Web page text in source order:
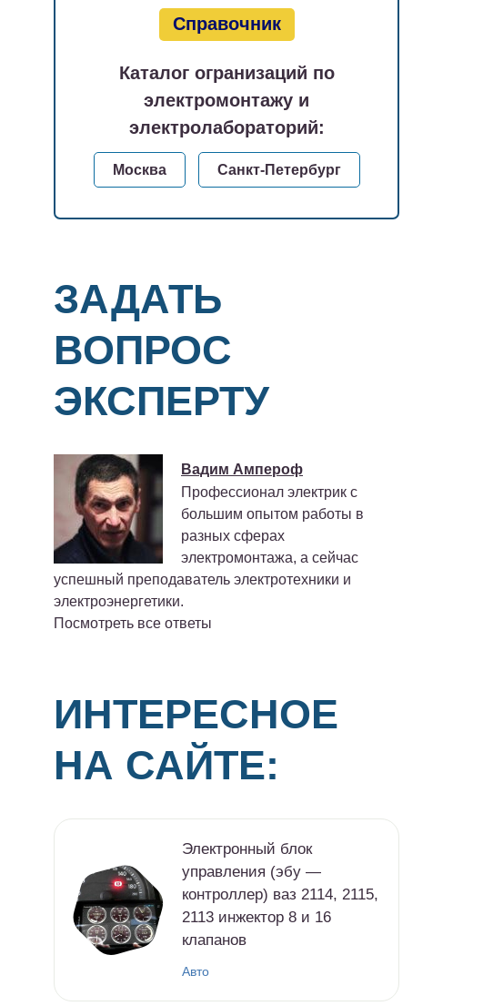
Справочник
Каталог огранизаций по
электромонтажу и
электролабораторий:
Москва Санкт-Петербург
ЗАДАТЬ
ВОПРОС
ЭКСПЕРТУ
Вадим Ампероф
Профессионал электрик с
большим опытом работы в
разных сферах
электромонтажа, а сейчас
успешный преподаватель электротехники и
электроэнергетики.
Посмотреть все ответы
ИНТЕРЕСНОЕ
НА САЙТЕ:
Электронный блок
управления (эбу —
контроллер) ваз 2114, 2115,
2113 инжектор 8 и 16
клапанов
Авто